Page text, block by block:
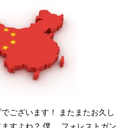
ございます！ またまたお久し